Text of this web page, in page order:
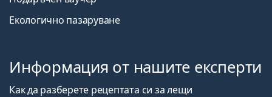
Екологично пазаруване
Информация от нашите експерти
Как да разберете рецептата си за лещи